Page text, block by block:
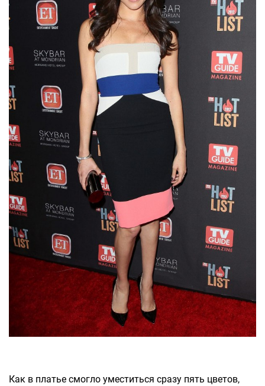
Как в платье смогло уместиться сразу пять цветов,